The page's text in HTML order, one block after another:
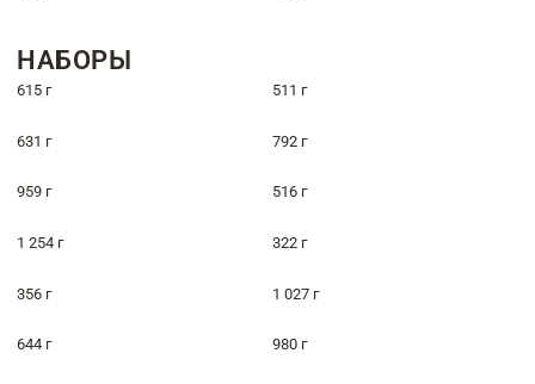
НАБОРЫ
615 г 511 г
631 г 792 г
959 г 516 г
1 254 г 322 г
356 г 1 027 г
644 г 980 г